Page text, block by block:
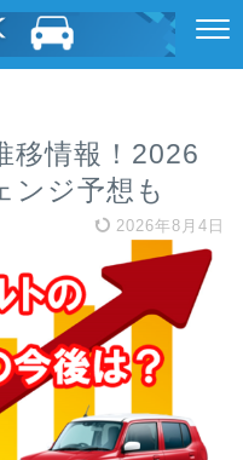
移情報！2026
ンジ予想も
2026年8月4日